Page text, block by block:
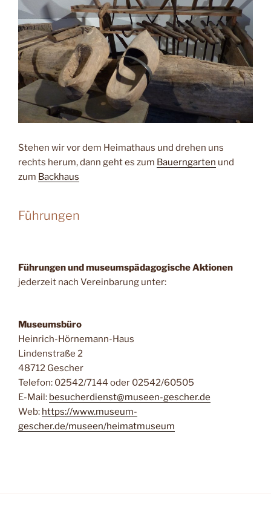
Stehen wir vor dem Heimathaus und drehen uns
rechts herum, dann geht es zum Bauerngarten und
zum Backhaus
Führungen
Führungen und museumspädagogische Aktionen
jederzeit nach Vereinbarung unter:
Museumsbüro
Heinrich-Hörnemann-Haus
Lindenstraße 2
48712 Gescher
Telefon: 02542/7144 oder 02542/60505
E-Mail: besucherdienst@museen-gescher.de
Web: https://www.museum-
gescher.de/museen/heimatmuseum